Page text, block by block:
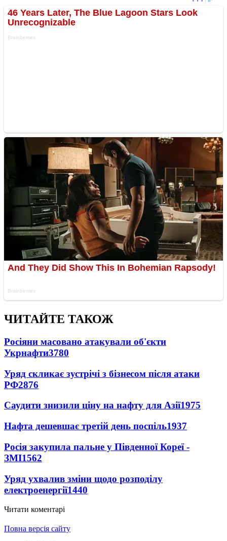
ЧИТАЙТЕ ТАКОЖ
Росіяни масовано атакували об'єкти
Укрнафти3780
Уряд скликає зустрічі з бізнесом після атаки
РФ2876
Саудити знизили ціну на нафту для Азії1975
Нафта дешевшає третій день поспіль1937
Росія закупила пальне у Південної Кореї -
ЗМІ1562
Уряд ухвалив зміни щодо розподілу
електроенергії1440
Читати коментарі
Повна версія сайту